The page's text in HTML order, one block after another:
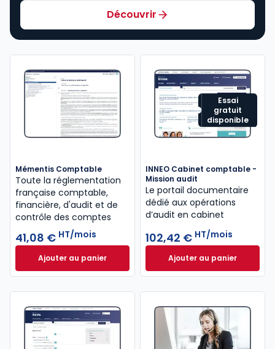
Découvrir
Mémentis Comptable
Toute la réglementation
française comptable,
financière, d'audit et de
contrôle des comptes
41,08 € HT/mois
Ajouter au panierMémentis Comptable à 41,08 € HT/mois
Essai
gratuit
disponible
INNEO Cabinet comptable -
Mission audit
Le portail documentaire
dédié aux opérations
d’audit en cabinet
102,42 € HT/mois
Ajouter au panier
INNEO Cabinet